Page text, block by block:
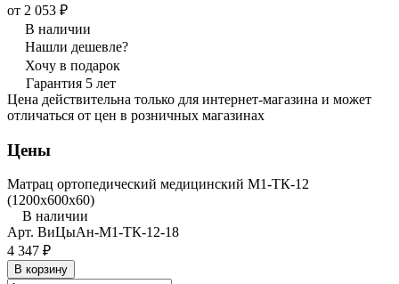
от 2 053 ₽
В наличии
Нашли дешевле?
Хочу в подарок
Гарантия 5 лет
Цена действительна только для интернет-магазина и может
отличаться от цен в розничных магазинах
Цены
Матрац ортопедический медицинский М1-ТК-12
(1200x600x60)
В наличии
Арт. ВиЦыАн-М1-ТК-12-18
4 347 ₽
В корзину